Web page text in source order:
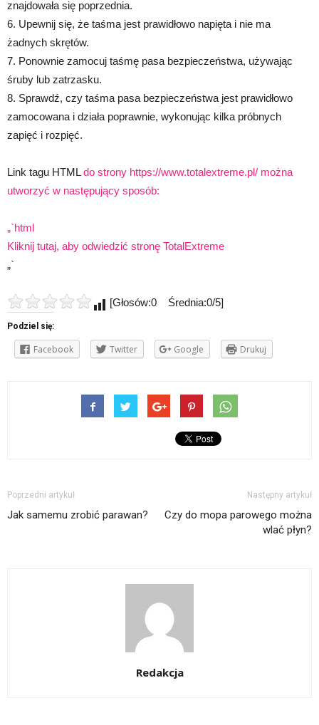
znajdowała się poprzednia.
6. Upewnij się, że taśma jest prawidłowo napięta i nie ma
żadnych skrętów.
7. Ponownie zamocuj taśmę pasa bezpieczeństwa, używając
śruby lub zatrzasku.
8. Sprawdź, czy taśma pasa bezpieczeństwa jest prawidłowo
zamocowana i działa poprawnie, wykonując kilka próbnych
zapięć i rozpięć.
Link tagu HTMLdo strony https://www.totalextreme.pl/ można
utworzyć w następujący sposób:
„`html
Kliknij tutaj, aby odwiedzić stronę TotalExtreme
„`
[Głosów:0 Średnia:0/5]
Podziel się:
Facebook Twitter Google Drukuj
Poprzedni artykuł
Jak samemu zrobić parawan?
Następny artykuł
Czy do mopa parowego można
wlać płyn?
Redakcja